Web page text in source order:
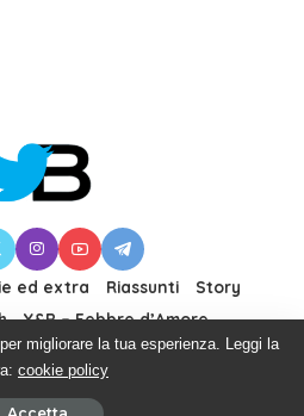
ed extra Riassunti
Story
Y&R – Febbre d’Amore
made with Love
migliorare la tua esperienza. Leggi la
cookie policy